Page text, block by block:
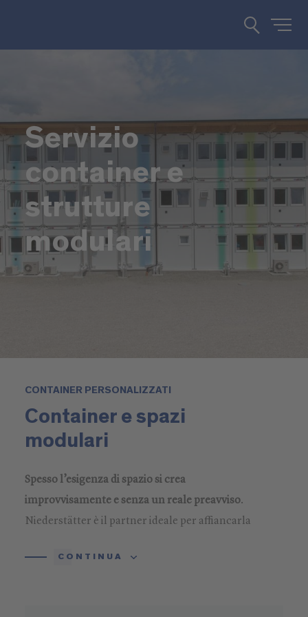
Servizio
container e
strutture
modulari
CONTAINER PERSONALIZZATI
Container e spazi
modulari
Spesso l’esigenza di spazio si crea
improvvisamente e senza un reale preavviso.
Niederstätter è il partner ideale per affiancarla
in strutture modulari e soluzioni container.
CONTINUA